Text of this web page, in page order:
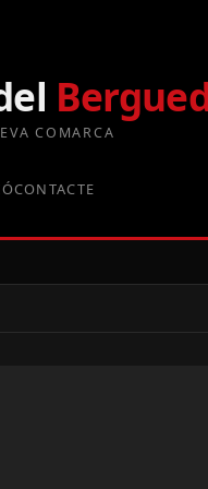
COMARCA
CONTACTE